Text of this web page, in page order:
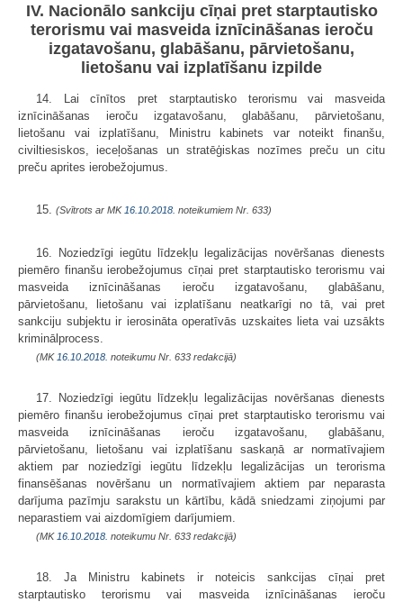
IV. Nacionālo sankciju cīņai pret starptautisko
terorismu vai masveida iznīcināšanas ieroču
izgatavošanu, glabāšanu, pārvietošanu,
lietošanu vai izplatīšanu izpilde
14. Lai cīnītos pret starptautisko terorismu vai masveida
iznīcināšanas ieroču izgatavošanu, glabāšanu, pārvietošanu,
lietošanu vai izplatīšanu, Ministru kabinets var noteikt finanšu,
civiltiesiskos, ieceļošanas un stratēģiskas nozīmes preču un citu
preču aprites ierobežojumus.
15. (Svītrots ar MK 16.10.2018. noteikumiem Nr. 633)
16. Noziedzīgi iegūtu līdzekļu legalizācijas novēršanas dienests
piemēro finanšu ierobežojumus cīņai pret starptautisko terorismu vai
masveida iznīcināšanas ieroču izgatavošanu, glabāšanu,
pārvietošanu, lietošanu vai izplatīšanu neatkarīgi no tā, vai pret
sankciju subjektu ir ierosināta operatīvās uzskaites lieta vai uzsākts
kriminālprocess.
(MK 16.10.2018. noteikumu Nr. 633 redakcijā)
17. Noziedzīgi iegūtu līdzekļu legalizācijas novēršanas dienests
piemēro finanšu ierobežojumus cīņai pret starptautisko terorismu vai
masveida iznīcināšanas ieroču izgatavošanu, glabāšanu,
pārvietošanu, lietošanu vai izplatīšanu saskaņā ar normatīvajiem
aktiem par noziedzīgi iegūtu līdzekļu legalizācijas un terorisma
finansēšanas novēršanu un normatīvajiem aktiem par neparasta
darījuma pazīmju sarakstu un kārtību, kādā sniedzami ziņojumi par
neparastiem vai aizdomīgiem darījumiem.
(MK 16.10.2018. noteikumu Nr. 633 redakcijā)
18. Ja Ministru kabinets ir noteicis sankcijas cīņai pret
starptautisko terorismu vai masveida iznīcināšanas ieroču